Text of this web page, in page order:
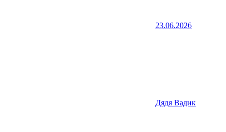
23.06.2026
Дядя Вадик